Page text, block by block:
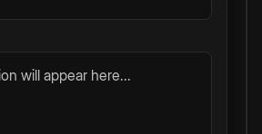
will appear here...